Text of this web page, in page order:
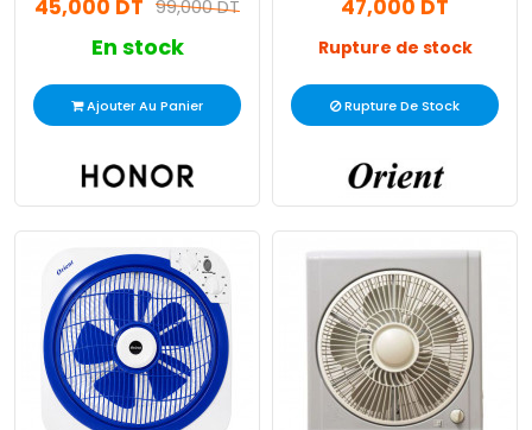
99,000 DT
45,000 DT
En stock
Ajouter Au Panier
47,000 DT
Rupture de stock
Rupture De Stock